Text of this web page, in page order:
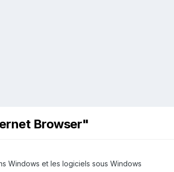
Browser"
Windows et les logiciels sous Windows